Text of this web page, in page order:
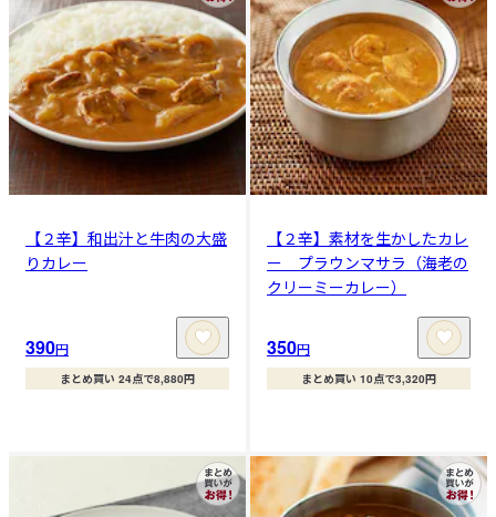
【２辛】和出汁と牛肉の大盛
りカレー
390円
まとめ買い 24点で8,880円
【２辛】素材を生かしたカレ
ー プラウンマサラ（海老の
クリーミーカレー）
350円
まとめ買い 10点で3,320円